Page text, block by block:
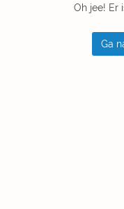
Oh jee! Er
Ga